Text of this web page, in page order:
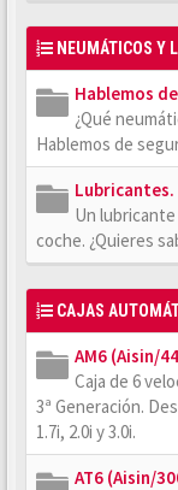
NEUMÁTICOS Y
Hablemos
¿Qué
Hablemos de
Lubricantes.
Un
coche. ¿Quieres
CAJAS
AM6 (Aisin/
Caja de 6
3ª Generación.
1.7i, 2.0i y 3.0i.
AT6 (Aisin/